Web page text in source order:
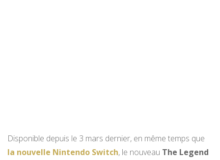
Disponible depuis le 3 mars dernier, en même temps que
la nouvelle Nintendo Switch, le nouveau The Legend